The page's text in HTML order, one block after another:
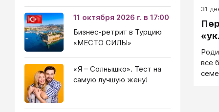
не
31
все
11 октября 2026 г. в 17:00
Бизнес-ретрит в Турцию
«МЕСТО СИЛЫ»
«Я – Солнышко». Тест на
самую лучшую жену!